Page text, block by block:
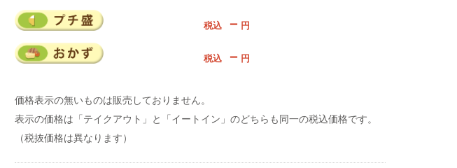
税込 － 円
税込 － 円
価格表示の無いものは販売しておりません。
表示の価格は「テイクアウト」と「イートイン」のどちらも同一の税込価格です。
（税抜価格は異なります）